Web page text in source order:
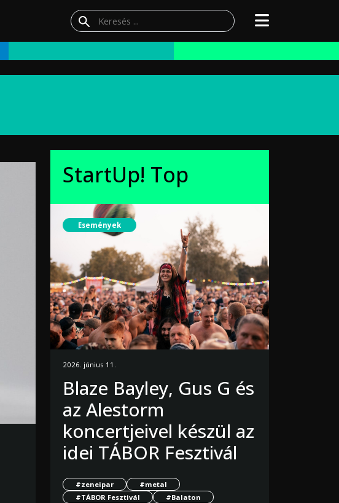
StartUp! Top
Események
2026. június 11.
Blaze Bayley, Gus G és
az Alestorm
koncertjeivel készül az
idei TÁBOR Fesztivál
#zeneipar
#metal
#TÁBOR Fesztivál
#Balaton